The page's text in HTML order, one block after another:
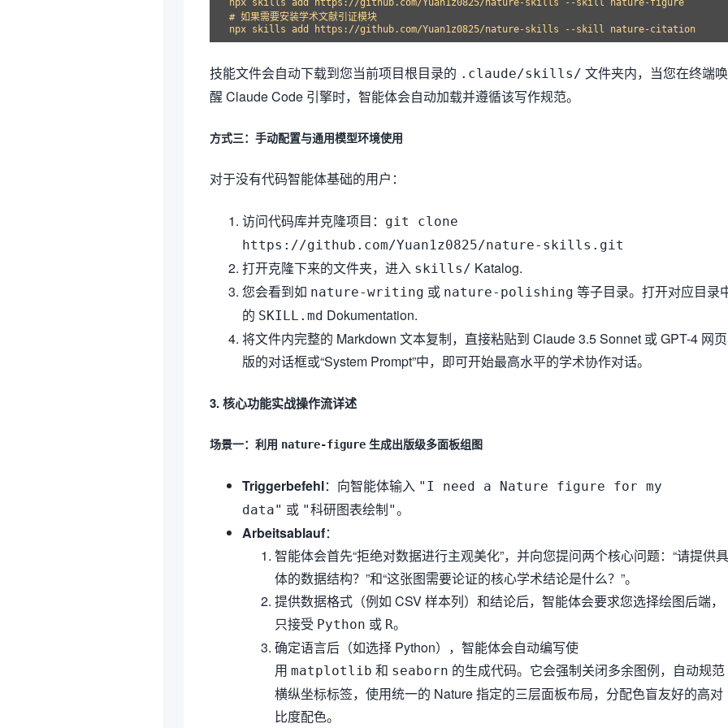
npx skills add https://github.com/Yuan1z0825/nature-skills --skill nature-figure
# 如果需要安装学术文献引证模块
技能文件会自动下载到您当前项目根目录的 .claude/skills/ 文件夹内，当您在终端唤
醒 Claude Code 引擎时，智能体会自动加载并遵循该写作规范。
方式三：手动配置与通用模型环境使用
对于没有代码智能体基础的用户：
访问代码库并克隆项目：
git clone
https://github.com/Yuan1z0825/nature-skills.git
打开克隆下来的文件夹，进入 skills/ Katalog.
您会看到如 nature-writing 或 nature-polishing 等子目录。打开对应目录
的 SKILL.md Dokumentation.
将文件内完整的 Markdown 文本复制，直接粘贴到 Claude 3.5 Sonnet 或 GPT-4 网页
版的对话框或“System Prompt”中，即可开始最高水平的学术协作对话。
3. 核心功能实战操作流详述
场景一：利用 nature-figure 生成出版级多面板组图
Triggerbefehl：向智能体输入 "I need a Nature figure for my
data" 或 "科研图表绘制"。
Arbeitsablauf：
智能体会首先“拒绝对数据进行主观美化”，并向您提问两个核心问题：“请提供具
体的数据结构？”和“这张图需要论证的核心学术结论是什么？”。
提供数据格式（例如 CSV 样本列）和结论后，智能体会要求您选择绘图后端，
只接受 Python 或 R。
确定语言后（如选择 Python），智能体会自动编写使
用 matplotlib 和 seaborn 的生成代码。它会强制关闭多余图例，自动规范
横纵坐标标签，使用统一的 Nature 指定的三层面板布局，分配色盲友好的高对
比度配色。